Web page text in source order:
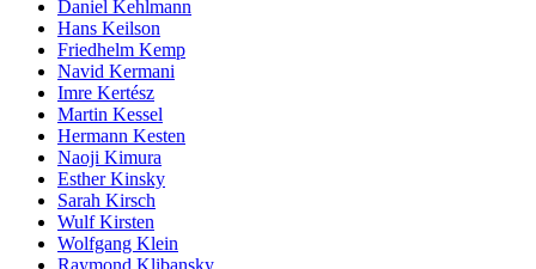
Daniel Kehlmann
Hans Keilson
Friedhelm Kemp
Navid Kermani
Imre Kertész
Martin Kessel
Hermann Kesten
Naoji Kimura
Esther Kinsky
Sarah Kirsch
Wulf Kirsten
Wolfgang Klein
Raymond Klibansky